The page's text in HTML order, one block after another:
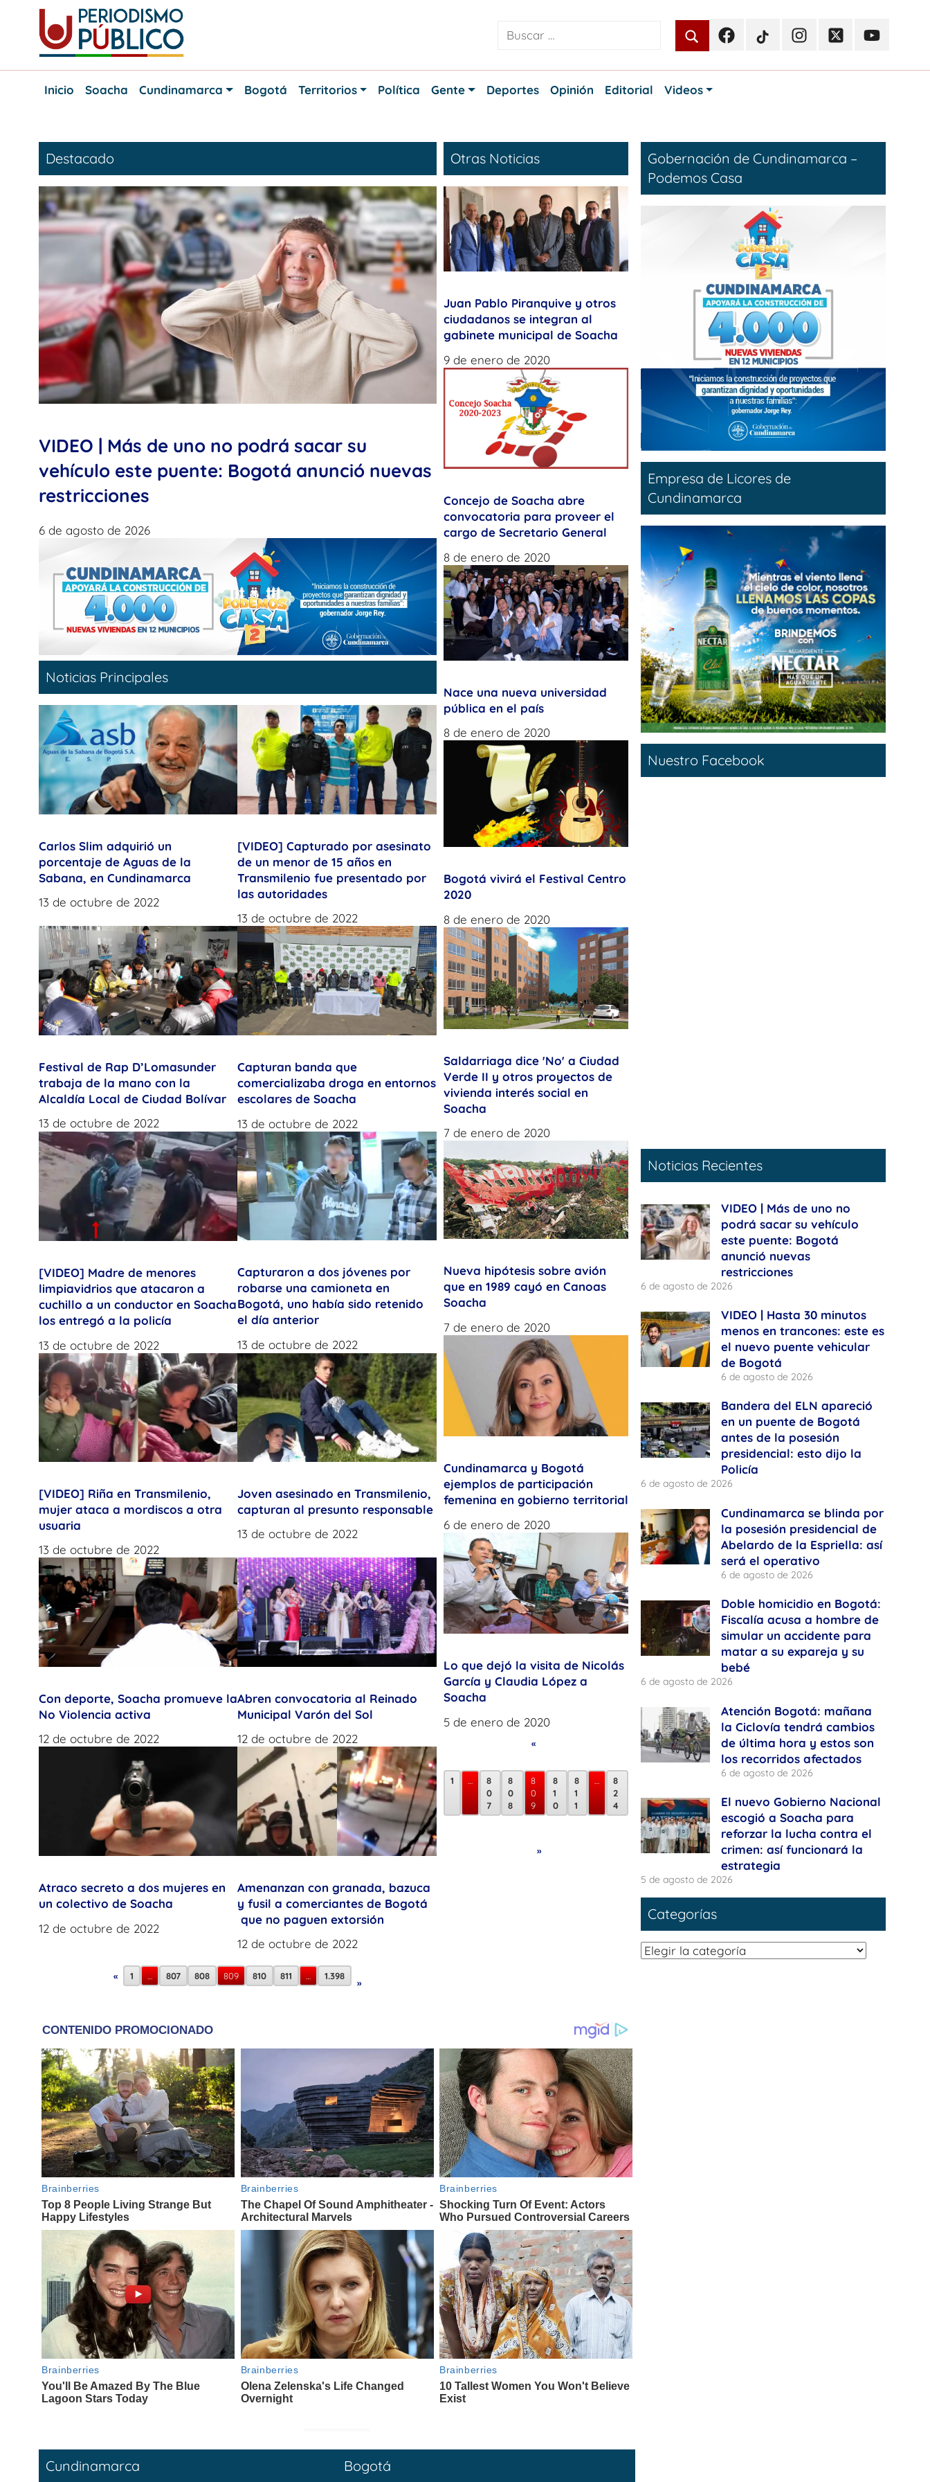
content
Periodismo
Noticias
Bogotá
Cundinamarca
FacebookTikTokInstagramTwitterYoutube
Inicio
Soacha Cundinamarca Bogotá Territorios Política Gente Deportes Opinión Editorial Videos
Destacado
VIDEO | Más de uno no podrá sacar su
vehículo este puente: Bogotá anunció nuevas
restricciones
6 de agosto de 2026
Noticias Principales
Carlos Slim adquirió un
porcentaje de Aguas de la
Sabana, en Cundinamarca
13 de octubre de 2022
[VIDEO] Capturado por asesinato
de un menor de 15 años en
Transmilenio fue presentado por
las autoridades
13 de octubre de 2022
Festival de Rap D’Lomasunder
trabaja de la mano con la
Alcaldía Local de Ciudad Bolívar
13 de octubre de 2022
Capturan banda que
comercializaba droga en entornos
escolares de Soacha
13 de octubre de 2022
[VIDEO] Madre de menores
limpiavidrios que atacaron a
cuchillo a un conductor en Soacha
los entregó a la policía
13 de octubre de 2022
Capturaron a dos jóvenes por
robarse una camioneta en
Bogotá, uno había sido retenido
el día anterior
13 de octubre de 2022
[VIDEO] Riña en Transmilenio,
mujer ataca a mordiscos a otra
usuaria
13 de octubre de 2022
Joven asesinado en Transmilenio,
capturan al presunto responsable
13 de octubre de 2022
Con deporte, Soacha promueve la
No Violencia activa
12 de octubre de 2022
Abren convocatoria al Reinado
Municipal Varón del Sol
12 de octubre de 2022
Atraco secreto a dos mujeres en
un colectivo de Soacha
12 de octubre de 2022
Amenanzan con granada, bazuca
y fusil a comerciantes de Bogotá
que no paguen extorsión
12 de octubre de 2022
« 1 … 807 808 809 810 811 … 1.398
»
Otras Noticias
Juan Pablo Piranquive y otros
ciudadanos se integran al
gabinete municipal de Soacha
9 de enero de 2020
Concejo de Soacha abre
convocatoria para proveer el
cargo de Secretario General
8 de enero de 2020
Nace una nueva universidad
pública en el país
8 de enero de 2020
Bogotá vivirá el Festival Centro
2020
8 de enero de 2020
Saldarriaga dice 'No' a Ciudad
Verde II y otros proyectos de
vivienda interés social en
Soacha
7 de enero de 2020
Nueva hipótesis sobre avión
que en 1989 cayó en Canoas
Soacha
7 de enero de 2020
Cundinamarca y Bogotá
ejemplos de participación
femenina en gobierno territorial
6 de enero de 2020
Lo que dejó la visita de Nicolás
García y Claudia López a
Soacha
5 de enero de 2020
«
1 …
8
0
7
8
0
8
8
0
9
8
1
0
8
1
1
…
8
2
4
»
Cundinamarca Bogotá
Gobernación de Cundinamarca –
Podemos Casa
Empresa de Licores de
Cundinamarca
Nuestro Facebook
Noticias Recientes
VIDEO | Más de uno no
podrá sacar su vehículo
este puente: Bogotá
anunció nuevas
restricciones
6 de agosto de 2026
VIDEO | Hasta 30 minutos
menos en trancones: este es
el nuevo puente vehicular
de Bogotá
6 de agosto de 2026
Bandera del ELN apareció
en un puente de Bogotá
antes de la posesión
presidencial: esto dijo la
Policía
6 de agosto de 2026
Cundinamarca se blinda por
la posesión presidencial de
Abelardo de la Espriella: así
será el operativo
6 de agosto de 2026
Doble homicidio en Bogotá:
Fiscalía acusa a hombre de
simular un accidente para
matar a su expareja y su
bebé
6 de agosto de 2026
Atención Bogotá: mañana
la Ciclovía tendrá cambios
de última hora y estos son
los recorridos afectados
6 de agosto de 2026
El nuevo Gobierno Nacional
escogió a Soacha para
reforzar la lucha contra el
crimen: así funcionará la
estrategia
5 de agosto de 2026
Categorías
Categorías